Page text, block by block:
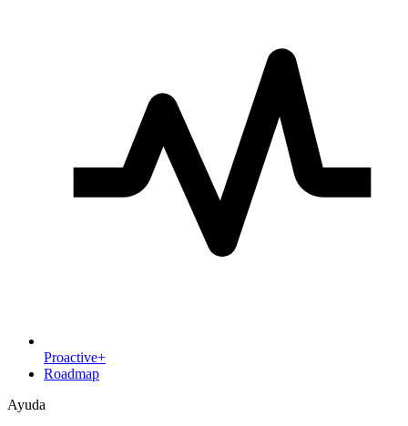
Proactive+
Roadmap
Ayuda